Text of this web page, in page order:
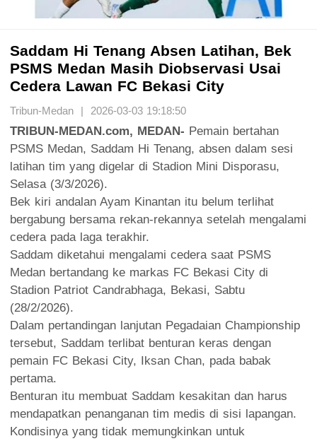
Saddam Hi Tenang Absen Latihan, Bek
PSMS Medan Masih Diobservasi Usai
Cedera Lawan FC Bekasi City
Tribun-Medan | 2026-03-03 19:18:50
TRIBUN-MEDAN.com, MEDAN- Pemain bertahan
PSMS Medan, Saddam Hi Tenang, absen dalam sesi
latihan tim yang digelar di Stadion Mini Disporasu,
Selasa (3/3/2026).
Bek kiri andalan Ayam Kinantan itu belum terlihat
bergabung bersama rekan-rekannya setelah mengalami
cedera pada laga terakhir.
Saddam diketahui mengalami cedera saat PSMS
Medan bertandang ke markas FC Bekasi City di
Stadion Patriot Candrabhaga, Bekasi, Sabtu
(28/2/2026).
Dalam pertandingan lanjutan Pegadaian Championship
tersebut, Saddam terlibat benturan keras dengan
pemain FC Bekasi City, Iksan Chan, pada babak
pertama.
Benturan itu membuat Saddam kesakitan dan harus
mendapatkan penanganan tim medis di sisi lapangan.
Kondisinya yang tidak memungkinkan untuk